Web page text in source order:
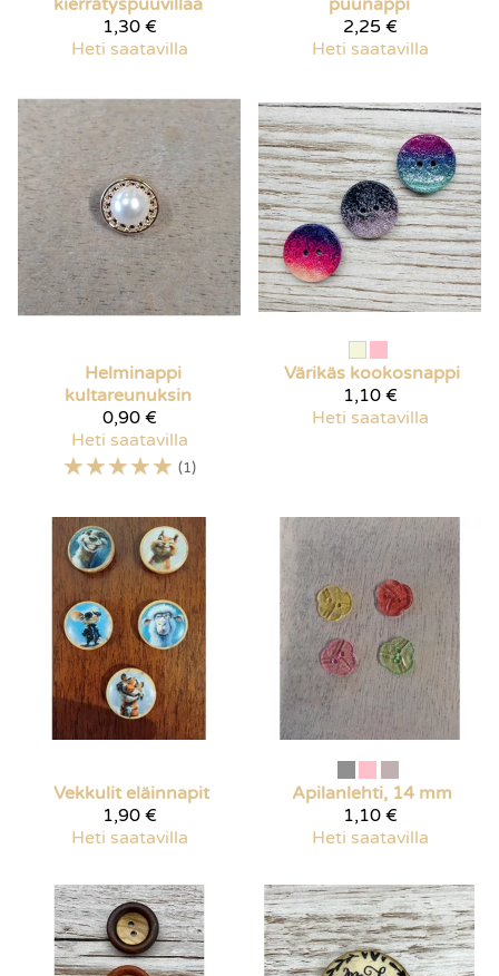
kierrätyspuuvillaa
1,30 €
Heti saatavilla
puunappi
2,25 €
Heti saatavilla
Helminappi
kultareunuksin
0,90 €
Heti saatavilla
☆☆☆☆☆ (1)
Värikäs kookosnappi
1,10 €
Heti saatavilla
Vekkulit eläinnapit
1,90 €
Heti saatavilla
Apilanlehti, 14 mm
1,10 €
Heti saatavilla